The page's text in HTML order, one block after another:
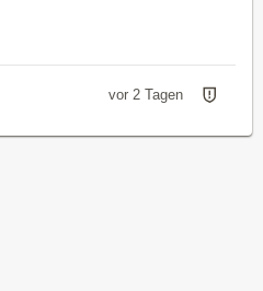
vor 2 Tagen